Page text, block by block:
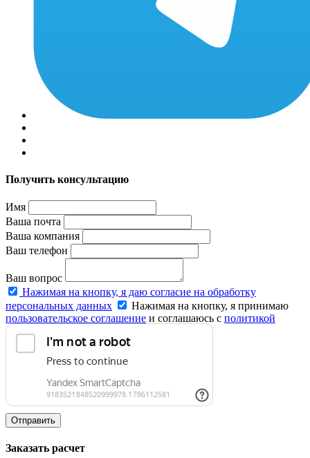
Получить консультацию
Имя
Ваша почта
Ваша компания
Ваш телефон
Ваш вопрос
Нажимая на кнопку, я даю согласие на обработку
персональных данных
Нажимая на кнопку, я принимаю
пользовательское соглашение и соглашаюсь с политикой
конфиденциальности
Отправить
Заказать расчет